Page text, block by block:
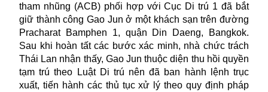
tham nhũng (ACB) phối hợp với Cục Di trú 1 đã bắt
giữ thành công Gao Jun ở một khách sạn trên đường
Pracharat Bamphen 1, quận Din Daeng, Bangkok.
Sau khi hoàn tất các bước xác minh, nhà chức trách
Thái Lan nhận thấy, Gao Jun thuộc diện thu hồi quyền
tạm trú theo Luật Di trú nên đã ban hành lệnh trục
xuất, tiến hành các thủ tục xử lý theo quy định pháp